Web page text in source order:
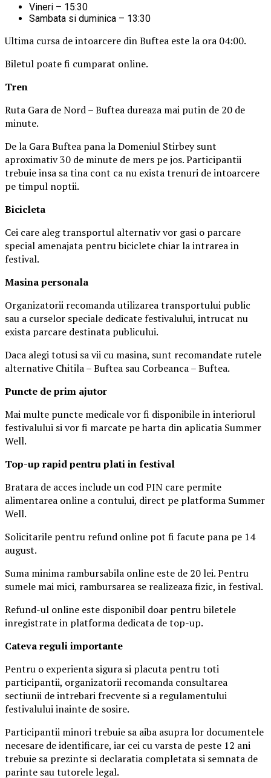
Vineri – 15:30
Sambata si duminica – 13:30
Ultima cursa de intoarcere din Buftea este la ora 04:00.
Biletul poate fi cumparat online.
Tren
Ruta Gara de Nord – Buftea dureaza mai putin de 20 de
minute.
De la Gara Buftea pana la Domeniul Stirbey sunt
aproximativ 30 de minute de mers pe jos. Participantii
trebuie insa sa tina cont ca nu exista trenuri de intoarcere
pe timpul noptii.
Bicicleta
Cei care aleg transportul alternativ vor gasi o parcare
special amenajata pentru biciclete chiar la intrarea in
festival.
Masinapersonala
Organizatorii recomanda utilizarea transportului public
sau a curselor speciale dedicate festivalului, intrucat nu
exista parcare destinata publicului.
Daca alegi totusi sa vii cu masina, sunt recomandate rutele
alternative Chitila – Buftea sau Corbeanca – Buftea.
Puncte de prim ajutor
Mai multe puncte medicale vor fi disponibile in interiorul
festivalului si vor fi marcate pe harta din aplicatia Summer
Well.
Top-up rapid pentru plati in festival
Bratara de acces include un cod PIN care permite
alimentarea online a contului, direct pe platforma Summer
Well.
Solicitarile pentru refund online pot fi facute pana pe 14
august.
Suma minima rambursabila online este de 20 lei. Pentru
sumele mai mici, rambursarea se realizeaza fizic, in festival.
Refund-ul online este disponibil doar pentru biletele
inregistrate in platforma dedicata de top-up.
Cateva reguli importante
Pentru o experienta sigura si placuta pentru toti
participantii, organizatorii recomanda consultarea
sectiunii de intrebari frecvente si a regulamentului
festivalului inainte de sosire.
Participantii minori trebuie sa aiba asupra lor documentele
necesare de identificare, iar cei cu varsta de peste 12 ani
trebuie sa prezinte si declaratia completata si semnata de
parinte sau tutorele legal.